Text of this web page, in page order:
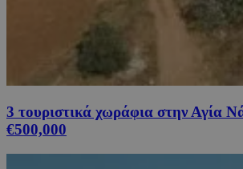
3 τουριστικά χωράφια στην Αγία
€500,000